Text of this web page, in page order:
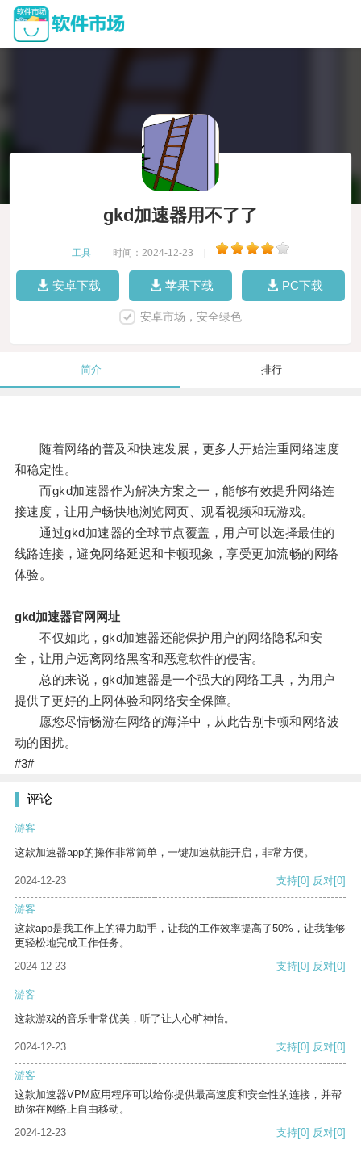
gkd加速器用不了了
工具 时间：2024-12-23
安卓下载 苹果下载 PC下载
安卓市场，安全绿色
简介 排行
随着网络的普及和快速发展，更多人开始注重网络速度
和稳定性。
而gkd加速器作为解决方案之一，能够有效提升网络连
接速度，让用户畅快地浏览网页、观看视频和玩游戏。
通过gkd加速器的全球节点覆盖，用户可以选择最佳的
线路连接，避免网络延迟和卡顿现象，享受更加流畅的网络
体验。
gkd加速器官网网址
不仅如此，gkd加速器还能保护用户的网络隐私和安
全，让用户远离网络黑客和恶意软件的侵害。
总的来说，gkd加速器是一个强大的网络工具，为用户
提供了更好的上网体验和网络安全保障。
愿您尽情畅游在网络的海洋中，从此告别卡顿和网络波
动的困扰。
#3#
评论
游客
这款加速器app的操作非常简单，一键加速就能开启，非常方便。
2024-12-23 支持[0] 反对[0]
游客
这款app是我工作上的得力助手，让我的工作效率提高了50%，让我能够
更轻松地完成工作任务。
2024-12-23
支持[0] 反对[0]
游客
这款游戏的音乐非常优美，听了让人心旷神怡。
2024-12-23 支持[0] 反对[0]
游客
这款加速器VPM应用程序可以给你提供最高速度和安全性的连接，并帮
助你在网络上自由移动。
2024-12-23
支持[0] 反对[0]